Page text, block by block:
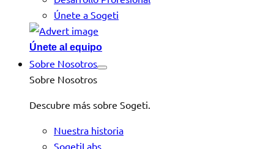
Únete a Sogeti
Únete al equipo
Sobre Nosotros
Sobre Nosotros
Descubre más sobre Sogeti.
Nuestra historia
SogetiLabs